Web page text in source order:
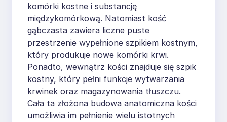
komórki kostne i substancję
międzykomórkową. Natomiast kość
gąbczasta zawiera liczne puste
przestrzenie wypełnione szpikiem kostnym,
który produkuje nowe komórki krwi.
Ponadto, wewnątrz kości znajduje się szpik
kostny, który pełni funkcje wytwarzania
krwinek oraz magazynowania tłuszczu.
Cała ta złożona budowa anatomiczna kości
umożliwia im pełnienie wielu istotnych